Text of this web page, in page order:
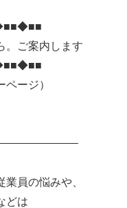
。ご案内します
ージ）
員の悩みや、
どは